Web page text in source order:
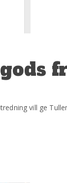
vill ge